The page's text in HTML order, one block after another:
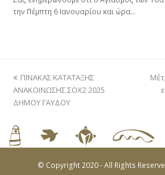
την Πέμπτη 6 Ιανουαρίου και ώρα…
previous
post:
ΠΙΝΑΚΑΣ ΚΑΤΑΤΑΞΗΣ
ΑΝΑΚΟΙΝΩΣΗΣ ΣΟΧ2 2025
ΔΗΜΟΥ ΓΑΥΔΟΥ
© Copyright 2020 - All Rights